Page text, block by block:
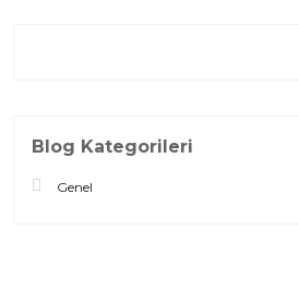
Blog Kategorileri
Genel